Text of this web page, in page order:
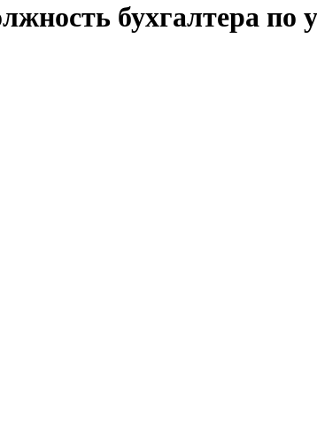
бухгалтера по